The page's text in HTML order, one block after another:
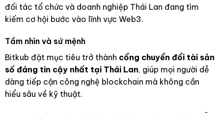
đối tác tổ chức và doanh nghiệp Thái Lan đang tìm
kiếm cơ hội bước vào lĩnh vực Web3.
Tầm nhìn và sứ mệnh
Bitkub đặt mục tiêu trở thành cổng chuyển đổi tài sản
số đáng tin cậy nhất tại Thái Lan, giúp mọi người dễ
dàng tiếp cận công nghệ blockchain mà không cần
hiểu sâu về kỹ thuật.